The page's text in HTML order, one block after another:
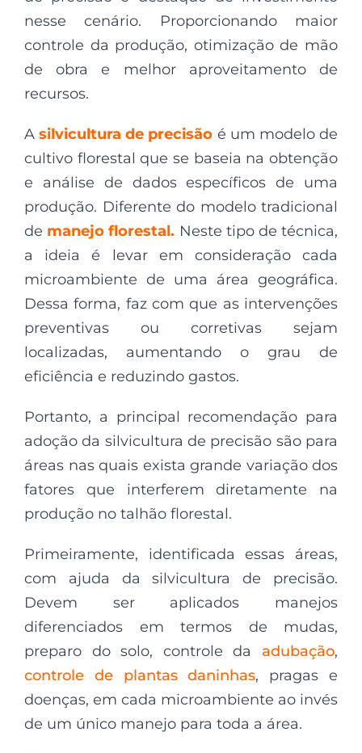
nesse cenário. Proporcionando maior
controle da produção, otimização de mão
de obra e melhor aproveitamento de
recursos.
Asilvicultura de precisão é um modelo de
cultivo florestal que se baseia na obtenção
e análise de dados específicos de uma
produção. Diferente do modelo tradicional
de manejo florestal. Neste tipo de técnica,
a ideia é levar em consideração cada
microambiente de uma área geográfica.
Dessa forma, faz com que as intervenções
preventivas ou corretivas sejam
localizadas, aumentando o grau de
eficiência e reduzindo gastos.
Portanto, a principal recomendação para
adoção da silvicultura de precisão são para
áreas nas quais exista grande variação dos
fatores que interferem diretamente na
produção no talhão florestal.
Primeiramente, identificada essas áreas,
com ajuda da silvicultura de precisão.
Devem ser aplicados manejos
diferenciados em termos de mudas,
preparo do solo, controle da adubação,
controle de plantas daninhas, pragas e
doenças, em cada microambiente ao invés
de um único manejo para toda a área.